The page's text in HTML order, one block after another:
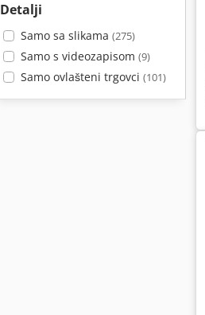
Detalji
Samo sa slikama (275)
Samo s videozapisom (9)
Samo ovlašteni trgovci (101)